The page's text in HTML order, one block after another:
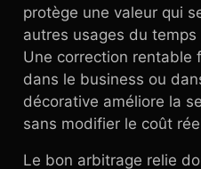
protège une valeur qui
autres usages du
Une correction rentable
dans le business ou
décorative améliore la
sans modifier le coût
Le bon arbitrage relie